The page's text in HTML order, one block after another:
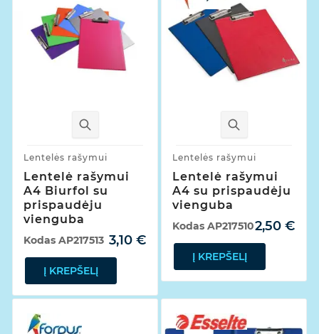
Lentelės rašymui
Lentelė rašymui
A4 Biurfol su
prispaudėju
vienguba
3,10 €
Kodas AP217513
Į KREPŠELĮ
Lentelės rašymui
Lentelė rašymui
A4 su prispaudėju
vienguba
2,50 €
Kodas AP217510
Į KREPŠELĮ